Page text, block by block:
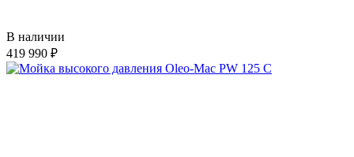
В наличии
419 990